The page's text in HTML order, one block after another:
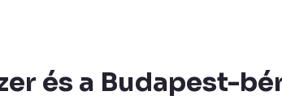
és a Budapest-